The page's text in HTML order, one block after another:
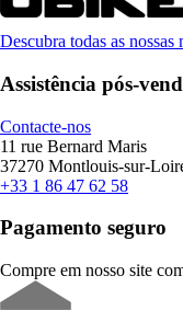
Descubra todas as nossas
Assistência pós-
Contacte-nos
11 rue Bernard Maris
37270 Montlouis-sur-
+33 1 86 47 62 58
Pagamento seguro
Compre em nosso site